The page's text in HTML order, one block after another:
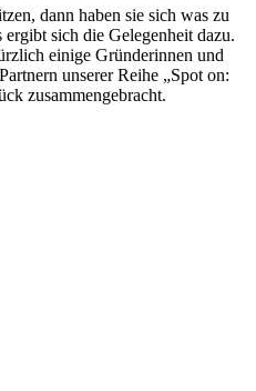
dann haben sie sich was zu
sich die Gelegenheit dazu.
einige Gründerinnen und
unserer Reihe „Spot on:
zusammengebracht.